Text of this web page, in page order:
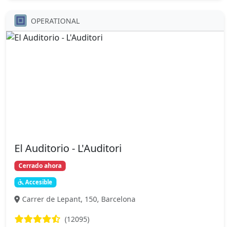
OPERATIONAL
El Auditorio - L'Auditori
Cerrado ahora
Accesible
Carrer de Lepant, 150, Barcelona
(12095)